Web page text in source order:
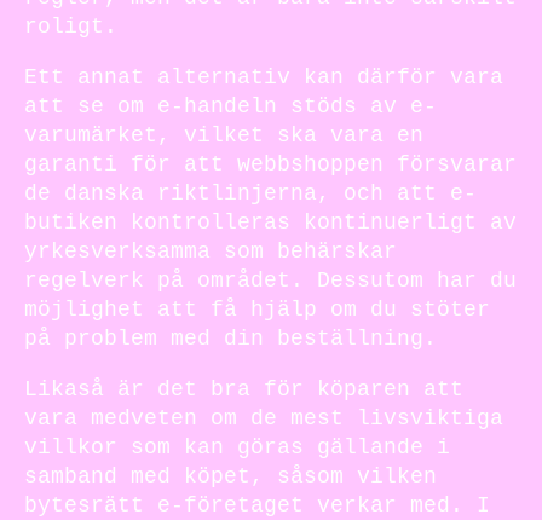
roligt.
Ett annat alternativ kan därför vara
att se om e-handeln stöds av e-
varumärket, vilket ska vara en
garanti för att webbshoppen försvarar
de danska riktlinjerna, och att e-
butiken kontrolleras kontinuerligt av
yrkesverksamma som behärskar
regelverk på området. Dessutom har du
möjlighet att få hjälp om du stöter
på problem med din beställning.
Likaså är det bra för köparen att
vara medveten om de mest livsviktiga
villkor som kan göras gällande i
samband med köpet, såsom vilken
bytesrätt e-företaget verkar med. I